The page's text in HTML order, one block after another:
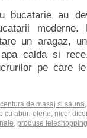
bucatarie au
moderne.
un aragaz,
calda si
pe care
centura de masaj si sauna,
cu aburi oferte, nicer
, produse